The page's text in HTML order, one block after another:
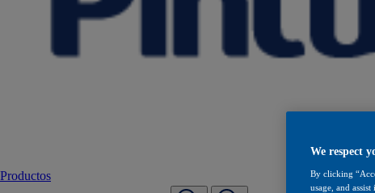
Productos
We respect
By clicking
usage, and